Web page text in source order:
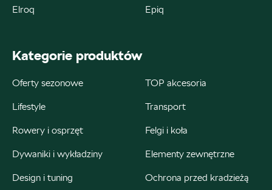
+48 326 066 822
Auto Śliwka
Elroq Epiq
Kategorie produktów
Oferty sezonowe TOP akcesoria
Lifestyle Transport
Rowery i osprzęt Felgi i koła
Dywaniki i wykładziny Elementy zewnętrzne
Design i tuning Ochrona przed kradzieżą